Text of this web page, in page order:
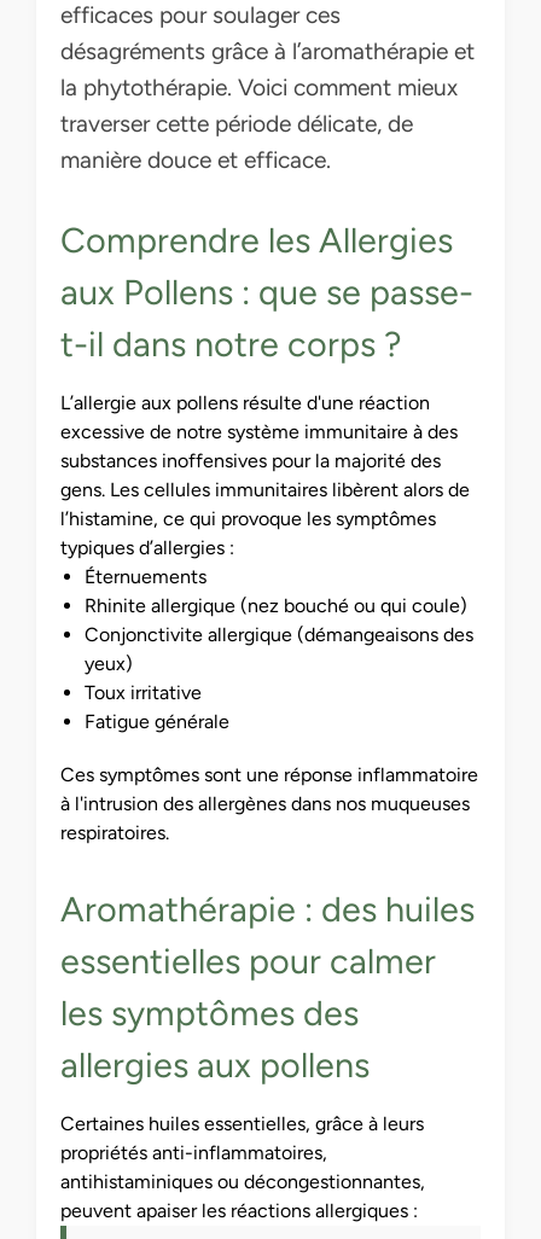
efficaces pour soulager ces
désagréments grâce à l’aromathérapie et
la phytothérapie. Voici comment mieux
traverser cette période délicate, de
manière douce et efficace.
Comprendre les Allergies
aux Pollens : que se passe-
t-il dans notre corps ?
L’allergie aux pollens résulte d'une réaction
excessive de notre système immunitaire à des
substances inoffensives pour la majorité des
gens. Les cellules immunitaires libèrent alors de
l’histamine, ce qui provoque les symptômes
typiques d’allergies :
Éternuements
Rhinite allergique (nez bouché ou qui coule)
Conjonctivite allergique (démangeaisons des
yeux)
Toux irritative
Fatigue générale
Ces symptômes sont une réponse inflammatoire
à l'intrusion des allergènes dans nos muqueuses
respiratoires.
Aromathérapie : des huiles
essentielles pour calmer
les symptômes des
allergies aux pollens
Certaines huiles essentielles, grâce à leurs
propriétés anti-inflammatoires,
antihistaminiques ou décongestionnantes,
peuvent apaiser les réactions allergiques :